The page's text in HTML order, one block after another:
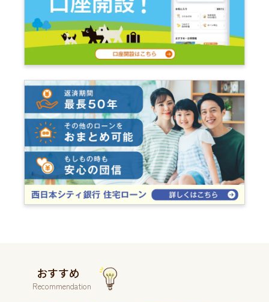
おすすめ
Recommendation